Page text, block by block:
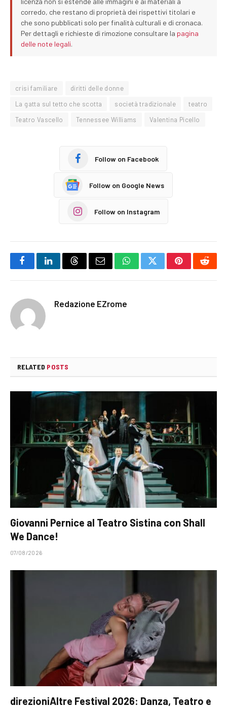
corredo, che restano di proprietà dei rispettivi titolari e
che sono pubblicati solo per finalità culturali e di cronaca.
Per dettagli e richieste di rimozione consultare la pagina
delle note legali.
crisi familiare
diritti delle donne
La gatta sul tetto che scotta
società tradizionale
teatro
Teatro Vascello
Tennessee Williams Valentina Picello
Follow on Facebook
Follow on Google News
Follow on Instagram
FacebookLinkedInThreadsEmail WhatsAppTwitterPinterest
Redazione EZrome
RELATED POSTS
Giovanni Pernice al Teatro Sistina con Shall
We Dance!
07/08/2026
direzioniAltre Festival 2026: Danza, Teatro e